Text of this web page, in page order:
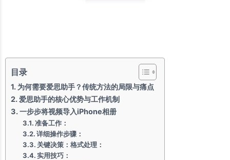
目录
为何需要爱思助手？传统方法的局限与痛点
爱思助手的核心优势与工作机制
一步步将视频导入iPhone相册
准备工作：
详细操作步骤：
关键决策：格式处理：
实用技巧：